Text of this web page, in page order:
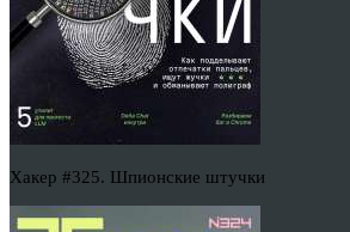
Хакер #325. Шпионские штучки